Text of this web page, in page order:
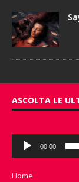
ASCOLTA LE
Audio
Player
00:00
Home